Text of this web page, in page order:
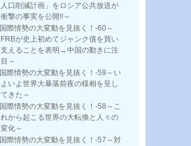
人口削減計画」をロシア公共放送が
衝撃の事実を公開!!～
国際情勢の大変動を見抜く！-60～
FRBが史上初めてジャンク債を買い
支えることを表明→中国の動きに注
目～
国際情勢の大変動を見抜く！-59～い
よいよ世界大暴落前夜の様相を呈し
てきた～
国際情勢の大変動を見抜く！-58～こ
れから起こる世界の大転換と人々の
変化～
国際情勢の大変動を見抜く！-57～対